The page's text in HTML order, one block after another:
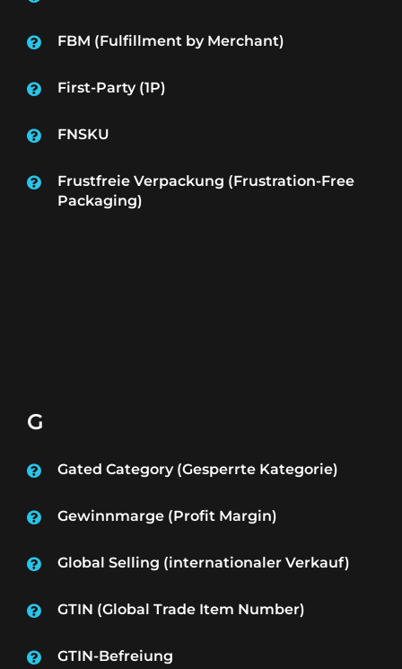
FBM (Fulfillment by Merchant)
First-Party (1P)
FNSKU
Frustfreie Verpackung (Frustration-Free
Packaging)
G
Gated Category (Gesperrte Kategorie)
Gewinnmarge (Profit Margin)
Global Selling (internationaler Verkauf)
GTIN (Global Trade Item Number)
GTIN-Befreiung